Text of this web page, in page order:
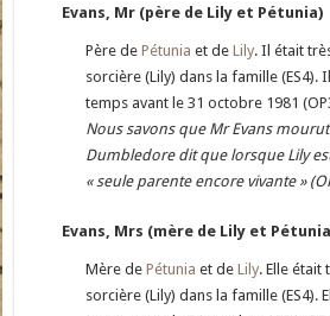
Evans, Mr (père de Lily et Pétunia)
Père dePétunia et deLily. Il était
sorcière (Lily) dans la famille (ES4).
temps avant le 31 octobre 1981
Nous savons que Mr Evans
Dumbledore dit que lorsque Lily
« seule parente encore vivante »
Evans, Mrs (mère de Lily et
Mère dePétunia et deLily. Elle était
sorcière (Lily) dans la famille (ES4).